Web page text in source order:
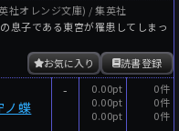
社オレンジ文庫) / 集英社
息子である東宮が罹患してしまっ
読書登録
お気に入り
ノ蝶
-
0.00pt
0.00pt
0.00pt
0件
0件
0件